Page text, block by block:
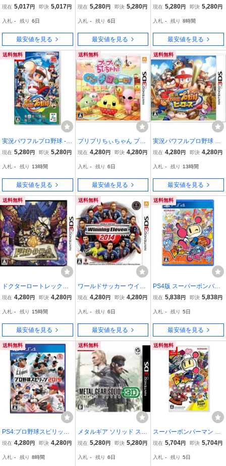
リのパズルバラエティ~ -
現在 5,017円 即決 5,017円
入札 - 残り 6日
最安値を見る
EBALLパワフルプロ野球
現在 5,280円 即決 5,280円
入札 - 残り 6日
最安値を見る
ングイレブン 2014 蒼き
現在 5,280円 即決 5,280円
入札 - 残り 8時間
最安値を見る
送料無料
実況パワフルプロ野球 - S
witch
現在 5,280円 即決 5,280円
入札 - 残り 13時間
最安値を見る
送料無料
プリプリちぃちゃん プリ
プリ デコるーむ - 3DS
現在 4,280円 即決 4,280円
入札 - 残り 6日
最安値を見る
送料無料
実況パワフルプロ野球 ヒ
ーローズ - 3DS
現在 4,280円 即決 4,280円
入札 - 残り 13時間
最安値を見る
送料無料
ドクターロートレックと
忘却の騎士団 - 3DS
現在 4,280円 即決 4,280円
入札 - 残り 15時間
最安値を見る
送料無料
ワールドサッカー ウイニ
ングイレブン 2014 - 3DS
現在 4,280円 即決 4,280円
入札 - 残り 6日
最安値を見る
送料無料
PS4版 スーパーボンバー
マン R ２
現在 5,838円 即決 5,838円
入札 - 残り 5日
最安値を見る
送料無料
PS4:プロ野球スピリッツ
2019
現在 4,280円 即決 4,280円
入札 - 残り 8時間
送料無料
メタルギア ソリッド スネ
ークイーター 3D - 3DS
現在 5,280円 即決 5,280円
入札 - 残り 6日
送料無料
スーパーボンバーマン R
スマイル プライス コレク
現在 5,704円 即決 5,704円
入札 - 残り 5日